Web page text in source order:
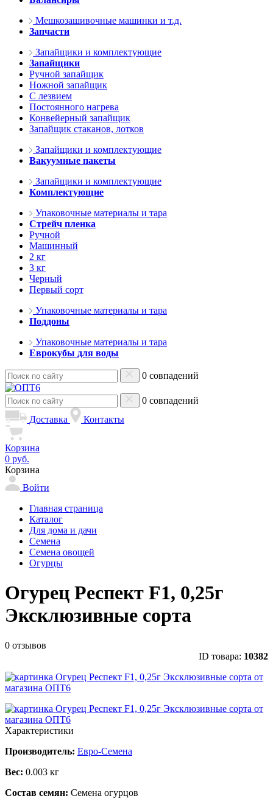
Мешкозашивочные машинки и т.д.
Запчасти
Запайщики и комплектующие
Запайщики
Ручной запайщик
Ножной запайщик
С лезвием
Постоянного нагрева
Конвейерный запайщик
Запайщик стаканов, лотков
Запайщики и комплектующие
Вакуумные пакеты
Запайщики и комплектующие
Комплектующие
Упаковочные материалы и тара
Стрейч пленка
Ручной
Машинный
2 кг
3 кг
Черный
Первый сорт
Упаковочные материалы и тара
Поддоны
Упаковочные материалы и тара
Еврокубы для воды
0 совпадений
0 совпадений
Доставка
Контакты
Корзина
0 руб.
Корзина
Войти
Главная страница
Каталог
Для дома и дачи
Семена
Семена овощей
Огурцы
Огурец Респект F1, 0,25г
Эксклюзивные сорта
0 отзывов
ID товара: 10382
Характеристики
Производитель: Евро-Семена
Вес: 0.003 кг
Состав семян: Семена огурцов